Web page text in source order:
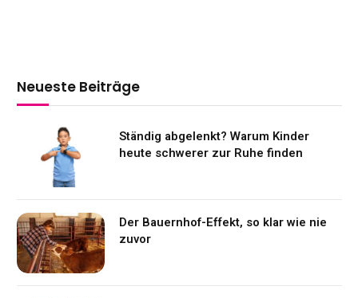
Neueste Beiträge
Ständig abgelenkt? Warum Kinder
heute schwerer zur Ruhe finden
Der Bauernhof-Effekt, so klar wie nie
zuvor